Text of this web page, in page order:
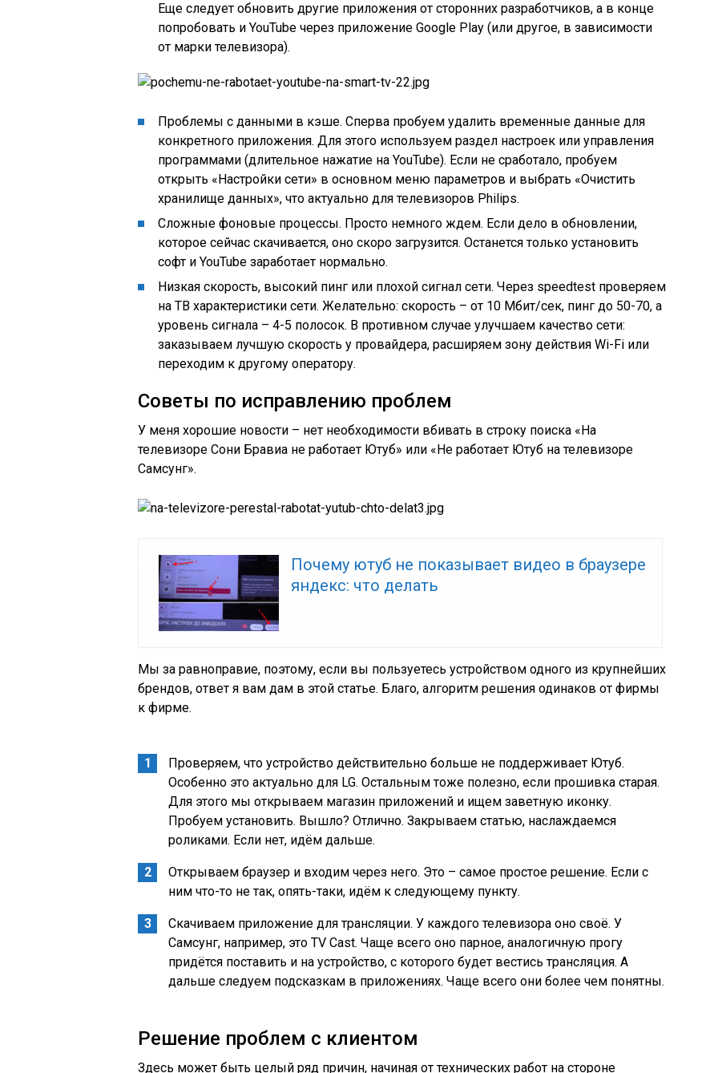
Еще следует обновить другие приложения от сторонних разработчиков, а в конце
попробовать и YouTube через приложение Google Play (или другое, в зависимости
от марки телевизора).
Проблемы с данными в кэше. Сперва пробуем удалить временные данные для
конкретного приложения. Для этого используем раздел настроек или управления
программами (длительное нажатие на YouTube). Если не сработало, пробуем
открыть «Настройки сети» в основном меню параметров и выбрать «Очистить
хранилище данных», что актуально для телевизоров Philips.
Сложные фоновые процессы. Просто немного ждем. Если дело в обновлении,
которое сейчас скачивается, оно скоро загрузится. Останется только установить
софт и YouTube заработает нормально.
Низкая скорость, высокий пинг или плохой сигнал сети. Через speedtest проверяем
на ТВ характеристики сети. Желательно: скорость – от 10 Мбит/сек, пинг до 50-70, а
уровень сигнала – 4-5 полосок. В противном случае улучшаем качество сети:
заказываем лучшую скорость у провайдера, расширяем зону действия Wi-Fi или
переходим к другому оператору.
Советы по исправлению проблем
У меня хорошие новости – нет необходимости вбивать в строку поиска «На
телевизоре Сони Бравиа не работает Ютуб» или «Не работает Ютуб на телевизоре
Самсунг».
Почему ютуб не показывает видео в браузере
яндекс: что делать
Мы за равноправие, поэтому, если вы пользуетесь устройством одного из крупнейших
брендов, ответ я вам дам в этой статье. Благо, алгоритм решения одинаков от фирмы
к фирме.
Проверяем, что устройство действительно больше не поддерживает Ютуб.
Особенно это актуально для LG. Остальным тоже полезно, если прошивка старая.
Для этого мы открываем магазин приложений и ищем заветную иконку.
Пробуем установить. Вышло? Отлично. Закрываем статью, наслаждаемся
роликами. Если нет, идём дальше.
Открываем браузер и входим через него. Это – самое простое решение. Если с
ним что-то не так, опять-таки, идём к следующему пункту.
Скачиваем приложение для трансляции. У каждого телевизора оно своё. У
Самсунг, например, это TV Cast. Чаще всего оно парное, аналогичную прогу
придётся поставить и на устройство, с которого будет вестись трансляция. А
дальше следуем подсказкам в приложениях. Чаще всего они более чем понятны.
Решение проблем с клиентом
Здесь может быть целый ряд причин, начиная от технических работ на стороне